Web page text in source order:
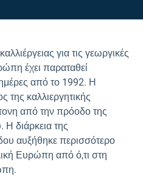
για τις γεωργικές
έχει παραταθεί
από το 1992. Η
της καλλιεργητικής
από την πρόοδο της
Η διάρκεια της
αυξήθηκε περισσότερο
Ευρώπη από ό,τι στη